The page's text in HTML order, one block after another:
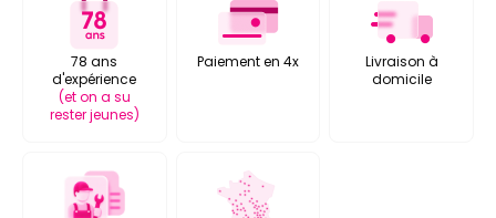
78 ans
d'expérience
(et on a su
rester jeunes)
Paiement en 4x
Livraison à
domicile